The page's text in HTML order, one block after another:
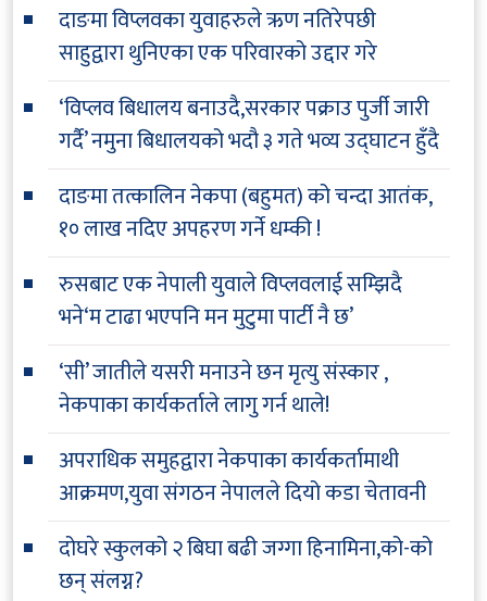
दाङमा विप्लवका युवाहरुले ऋण नतिरेपछी
साहुद्वारा थुनिएका एक परिवारको उद्दार गरे
‘विप्लव बिधालय बनाउदै,सरकार पक्राउ पुर्जी जारी
गर्दै’ नमुना बिधालयको भदौ ३ गते भव्य उद्घाटन हुँदै
दाङमा तत्कालिन नेकपा (बहुमत) को चन्दा आतंक,
१० लाख नदिए अपहरण गर्ने धम्की !
रुसबाट एक नेपाली युवाले विप्लवलाई सम्झिदै
भने‘म टाढा भएपनि मन मुटुमा पार्टी नै छ’
‘सी’ जातीले यसरी मनाउने छन मृत्यु संस्कार ,
नेकपाका कार्यकर्ताले लागु गर्न थाले!
अपराधिक समुहद्वारा नेकपाका कार्यकर्तामाथी
आक्रमण,युवा संगठन नेपालले दियो कडा चेतावनी
दोघरे स्कुलको २ बिघा बढी जग्गा हिनामिना,को-को
छन् संलग्न?